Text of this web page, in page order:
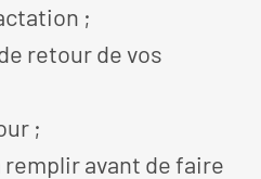
;
retour de vos
;
avant de faire